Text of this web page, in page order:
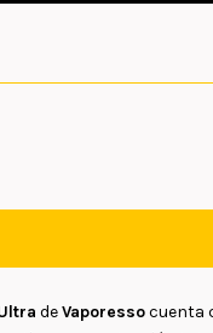
deVaporessocuenta